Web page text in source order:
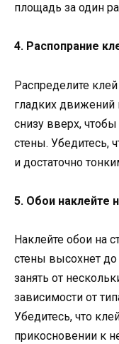
площадь за один
4. Распопрание
Распределите
гладких движений
снизу вверх,
стены. Убедитесь,
и достаточно
5. Обои наклейте
Наклейте обои на
стены высохнет
занять от
зависимости от
Убедитесь, что
прикосновении к